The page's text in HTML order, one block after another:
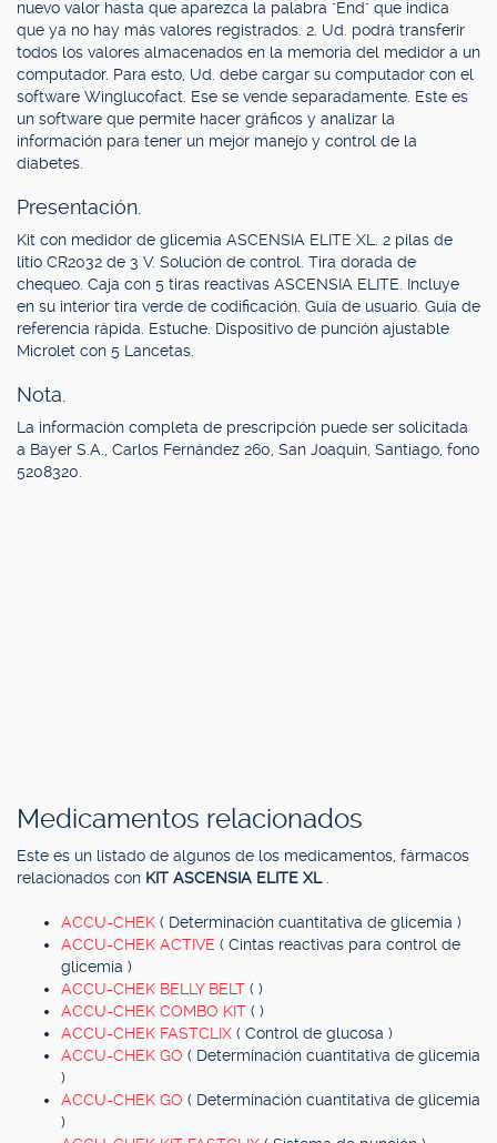
nuevo valor hasta que aparezca la palabra "End" que indica
que ya no hay más valores registrados. 2. Ud. podrá transferir
todos los valores almacenados en la memoria del medidor a un
computador. Para esto, Ud. debe cargar su computador con el
software Winglucofact. Ese se vende separadamente. Este es
un software que permite hacer gráficos y analizar la
información para tener un mejor manejo y control de la
diabetes.
Presentación.
Kit con medidor de glicemia ASCENSIA ELITE XL. 2 pilas de
litio CR2032 de 3 V. Solución de control. Tira dorada de
chequeo. Caja con 5 tiras reactivas ASCENSIA ELITE. Incluye
en su interior tira verde de codificación. Guía de usuario. Guía de
referencia rápida. Estuche. Dispositivo de punción ajustable
Microlet con 5 Lancetas.
Nota.
La información completa de prescripción puede ser solicitada
a Bayer S.A., Carlos Fernández 260, San Joaquín, Santiago, fono
5208320.
Medicamentos relacionados
Este es un listado de algunos de los medicamentos, fármacos
relacionados con KIT ASCENSIA ELITE XL
ACCU-CHEK ( Determinación cuantitativa de glicemia )
ACCU-CHEK ACTIVE ( Cintas reactivas para control de
glicemia )
ACCU-CHEK BELLY BELT ( )
ACCU-CHEK COMBO KIT ( )
ACCU-CHEK FASTCLIX ( Control de glucosa )
ACCU-CHEK GO ( Determinación cuantitativa de glicemia
)
ACCU-CHEK GO ( Determinación cuantitativa de glicemia
)